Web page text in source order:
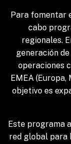
Para fomentar
cabo
regionales.
generación
operaciones
EMEA
objetivo es
Este programa
red global para